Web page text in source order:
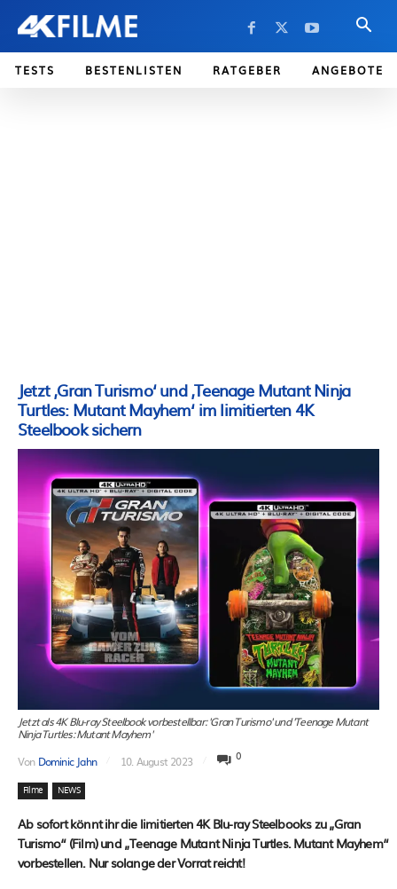
TESTS BESTENLISTEN RATGEBER ANGEBOTE
Jetzt ‚Gran Turismo‘ und ‚Teenage Mutant Ninja
Turtles: Mutant Mayhem‘ im limitierten 4K
Steelbook sichern
Jetzt als 4K Blu-ray Steelbook vorbestellbar: 'Gran Turismo' und 'Teenage Mutant
Ninja Turtles: Mutant Mayhem'
Von Dominic Jahn 10. August 2023 0
Filme NEWS
Ab sofort könnt ihr die limitierten 4K Blu-ray Steelbooks zu „Gran
Turismo“ (Film) und „Teenage Mutant Ninja Turtles. Mutant Mayhem“
vorbestellen. Nur solange der Vorrat reicht!